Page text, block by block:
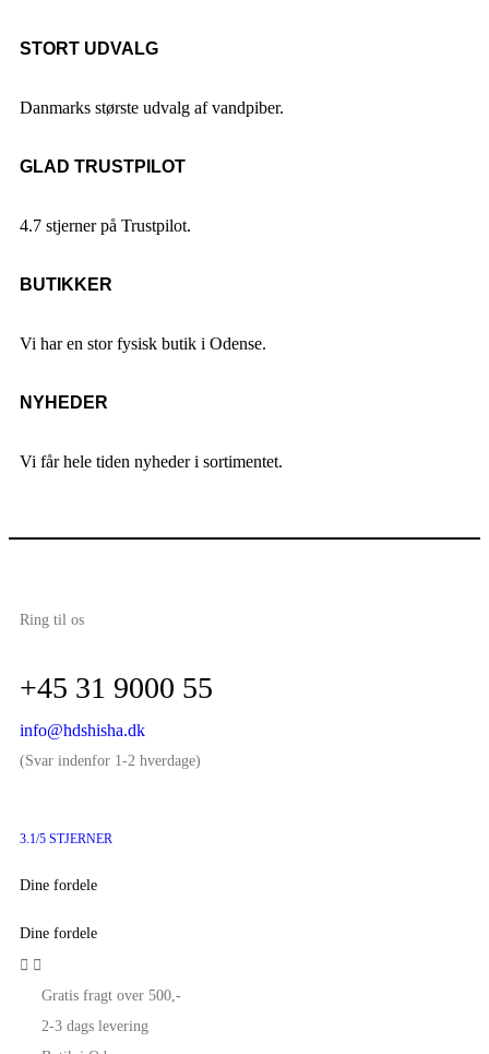
STORT UDVALG
Danmarks største udvalg af vandpiber.
GLAD TRUSTPILOT
4.7 stjerner på Trustpilot.
BUTIKKER
Vi har en stor fysisk butik i Odense.
NYHEDER
Vi får hele tiden nyheder i sortimentet.
Ring til os
+45 31 9000 55
info@hdshisha.dk
(Svar indenfor 1-2 hverdage)
3.1/5 STJERNER
Dine fordele
Dine fordele
 
Gratis fragt over 500,-
2-3 dags levering